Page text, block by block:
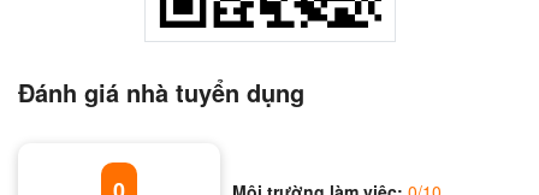
Đánh giá nhà tuyển dụng